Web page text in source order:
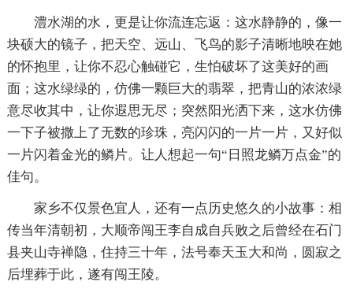
澧水湖的水，更是让你流连忘返：这水静静的，像一
块硕大的镜子，把天空、远山、飞鸟的影子清晰地映在她
的怀抱里，让你不忍心触碰它，生怕破坏了这美好的画
面；这水绿绿的，仿佛一颗巨大的翡翠，把青山的浓浓绿
意尽收其中，让你遐思无尽；突然阳光洒下来，这水仿佛
一下子被撒上了无数的珍珠，亮闪闪的一片一片，又好似
一片闪着金光的鳞片。让人想起一句“日照龙鳞万点金”的
佳句。
家乡不仅景色宜人，还有一点历史悠久的小故事：相
传当年清朝初，大顺帝闯王李自成自兵败之后曾经在石门
县夹山寺禅隐，住持三十年，法号奉天玉大和尚，圆寂之
后埋葬于此，遂有闯王陵。